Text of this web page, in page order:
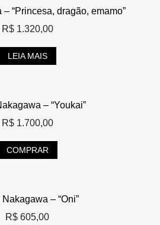
“Princesa, dragão, emamo”
R$1.320,00
LEIA MAIS
– “Youkai”
R$1.700,00
COMPRAR
– “Oni”
R$ 605,00